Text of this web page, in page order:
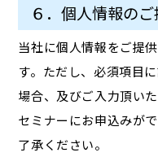
６．個人情報の
当社に個人情報をご提
す。ただし、必須項目
場合、及びご入力頂い
セミナーにお申込みが
了承ください。